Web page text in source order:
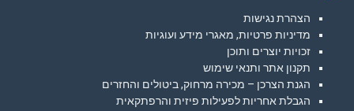
הצהרת נגישות
מדיניות פרטיות, מאגרי מידע ועוגיות
זכויות יוצרים ותוכן
תקנון אתר ותנאי שימוש
הגנת הצרכן – מכירה מרחוק, ביטולים והחזרים
הגבלת אחריות לפעילות פיזית והרפתקאית